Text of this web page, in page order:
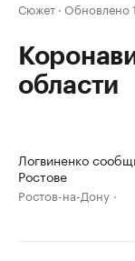
Сюжет · Обновлено
области
Логвиненко
Ростове
Ростов-на-Дону